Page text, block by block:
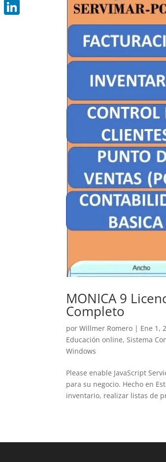
MONICA 9
Completo
porWillmer Romero | Ene 1,
Educación online,Sistema
Windows
Please enable JavaScript
para su negocio. Hecho en
inventario, realizar listas de
Telegram